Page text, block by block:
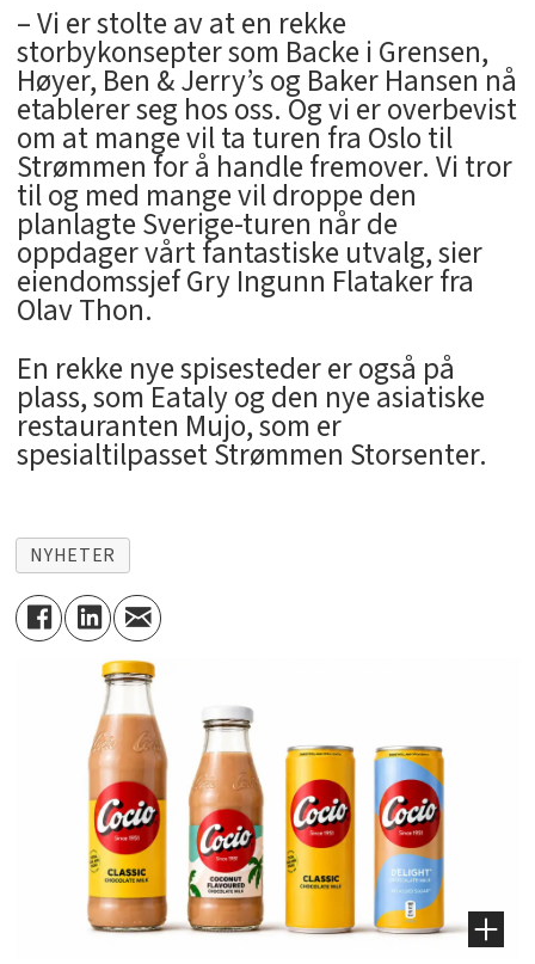
– Vi er stolte av at en rekke
storbykonsepter som Backe i Grensen,
Høyer, Ben & Jerry’s og Baker Hansen nå
etablerer seg hos oss. Og vi er overbevist
om at mange vil ta turen fra Oslo til
Strømmen for å handle fremover. Vi tror
til og med mange vil droppe den
planlagte Sverige-turen når de
oppdager vårt fantastiske utvalg, sier
eiendomssjef Gry Ingunn Flataker fra
Olav Thon.
En rekke nye spisesteder er også på
plass, som Eataly og den nye asiatiske
restauranten Mujo, som er
spesialtilpasset Strømmen Storsenter.
NYHETER